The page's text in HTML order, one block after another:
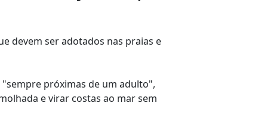
devem ser adotados nas praias e
"sempre próximas de um adulto",
e virar costas ao mar sem